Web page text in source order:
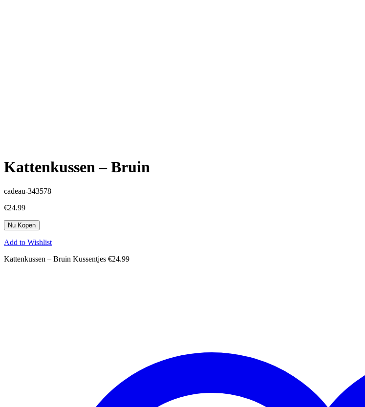
Kattenkussen – Bruin
cadeau-343578
€24.99
Nu Kopen
Add to Wishlist
Kattenkussen – Bruin Kussentjes €24.99